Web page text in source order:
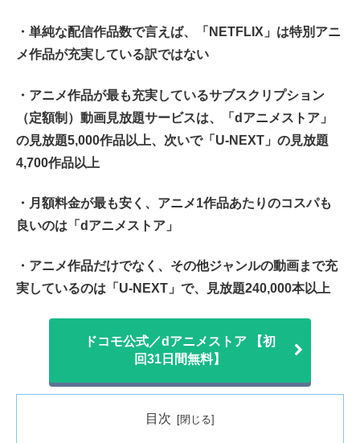
・単純な配信作品数で言えば、「NETFLIX」は特別アニ
メ作品が充実している訳ではない
・アニメ作品が最も充実しているサブスクリプション
（定額制）動画見放題サービスは、「dアニメストア」
の見放題5,000作品以上、次いで「U-NEXT」の見放題
4,700作品以上
・月額料金が最も安く、アニメ1作品あたりのコスパも
良いのは「dアニメストア」
・アニメ作品だけでなく、その他ジャンルの動画まで充
実しているのは「U-NEXT」で、見放題240,000本以上
ドコモ公式／dアニメストア 【初
回31日間無料】
目次